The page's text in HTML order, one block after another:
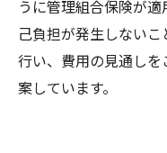
うに管理組合保険が
己負担が発生しない
行い、費用の見通し
案しています。